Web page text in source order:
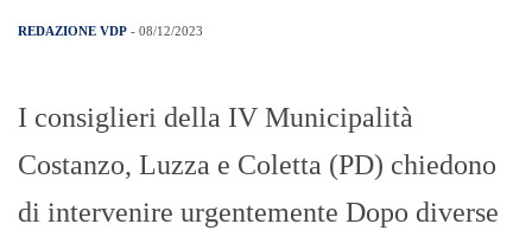
REDAZIONE VDP - 08/12/2023
I consiglieri della IV Municipalità
Costanzo, Luzza e Coletta (PD) chiedono
di intervenire urgentemente Dopo diverse